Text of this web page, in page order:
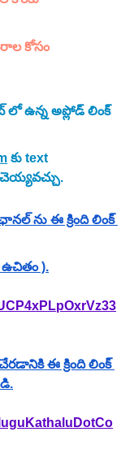
కోసం
లో ఉన్న అప్లోడ్ లింక్
కు text
ను ఈ క్రింది లింక్
).
ఈ క్రింది లింక్